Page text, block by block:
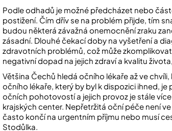
Podle odhadů je možné předcházet nebo
postižení. Čím dřív se na problém přijde, tím
budou některá závažná onemocnění zraku
zásadní. Dlouhé čekací doby na vyšetření a
zdravotních problémů, což může
negativní dopad na jejich zdraví a kvalitu
Většina Čechů hledá očního lékaře až ve
očního lékaře, který by byl k dispozici ihned,
očních pohotovostí a jejich provoz je stále
krajských center. Nepřetržitá oční péče není
často končí na urgentním příjmu nebo musí
Stodůlka.